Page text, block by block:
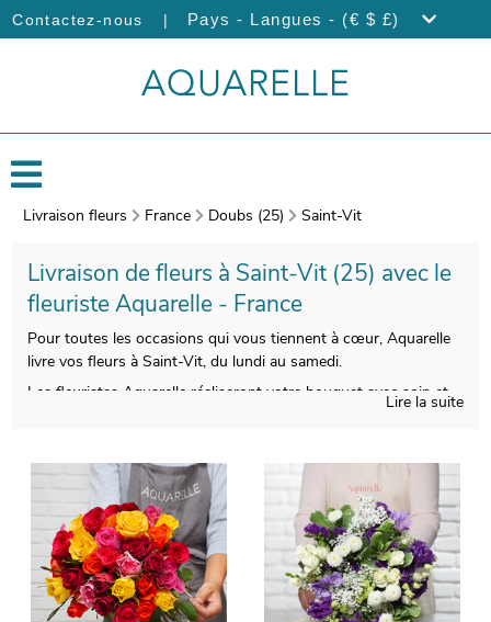
Contactez-nous | Pays - Langues - (€ $ £)
Livraison fleurs France Doubs (25) Saint-Vit
Livraison de fleurs à Saint-Vit (25) avec le
fleuriste Aquarelle - France
Pour toutes les occasions qui vous tiennent à cœur, Aquarelle
livre vos fleurs à Saint-Vit, du lundi au samedi.
Les fleuristes Aquarelle réaliseront votre bouquet avec soin et
votre composition sera prise. Enfin, l’envoi au destinataire sera
réalisé, après vous avoir envoyé la photo. Rendez votre bouquet
plus personnel encore avec un message ou une photo selon
vos envies.
Lire la suite